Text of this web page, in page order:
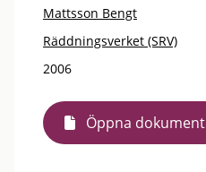
Mattsson Bengt
Räddningsverket (SRV)
2006
Öppna dokument